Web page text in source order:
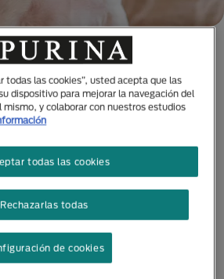
Perro
las razas
que no
pelo
que un atuendo no está
del pelo de tu mascota; por
parecerá una pesadilla el vivir
restos de pelaje canino.
todas las cookies”, usted acepta que las
dispositivo para mejorar la navegación del
mismo, y colaborar con nuestros estudios
Rechazarlas todas
todas las cookies
de cookies